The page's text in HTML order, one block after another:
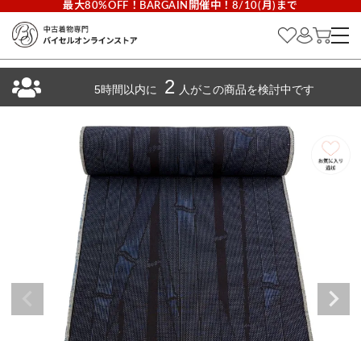
最大80%OFF！BARGAIN開催中！8/10(月)まで
5時間以内に 2 人がこの商品を検討中です